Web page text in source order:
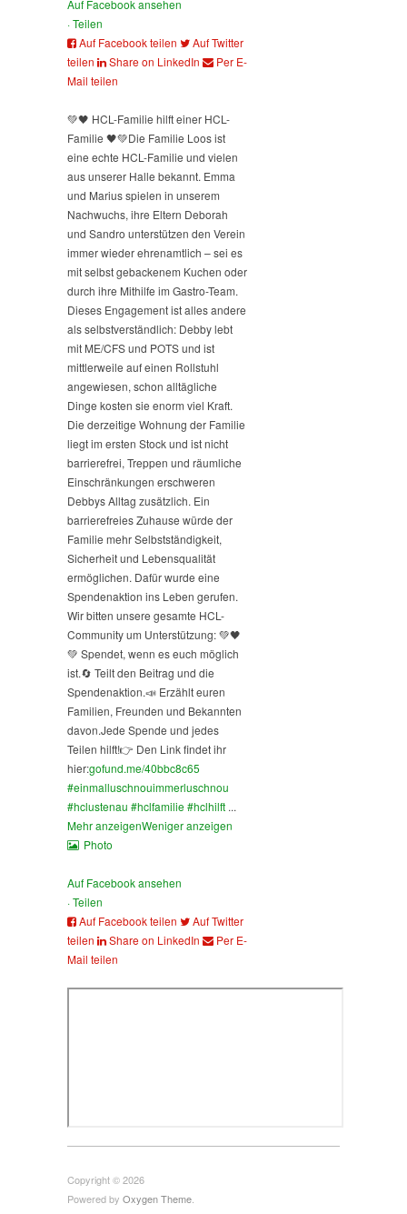
Auf Facebook ansehen
·Teilen
Auf Facebook teilen
Auf Twitter
teilen
Share on LinkedIn
Per E-
Mail teilen
💚🖤 HCL-Familie hilft einer HCL-
Familie 🖤💚Die Familie Loos ist
eine echte HCL-Familie und vielen
aus unserer Halle bekannt. Emma
und Marius spielen in unserem
Nachwuchs, ihre Eltern Deborah
und Sandro unterstützen den Verein
immer wieder ehrenamtlich – sei es
mit selbst gebackenem Kuchen oder
durch ihre Mithilfe im Gastro-Team.
Dieses Engagement ist alles andere
als selbstverständlich: Debby lebt
mit ME/CFS und POTS und ist
mittlerweile auf einen Rollstuhl
angewiesen, schon alltägliche
Dinge kosten sie enorm viel Kraft.
Die derzeitige Wohnung der Familie
liegt im ersten Stock und ist nicht
barrierefrei, Treppen und räumliche
Einschränkungen erschweren
Debbys Alltag zusätzlich. Ein
barrierefreies Zuhause würde der
Familie mehr Selbstständigkeit,
Sicherheit und Lebensqualität
ermöglichen. Dafür wurde eine
Spendenaktion ins Leben gerufen.
Wir bitten unsere gesamte HCL-
Community um Unterstützung: 💚🖤
💚 Spendet, wenn es euch möglich
ist.🔄 Teilt den Beitrag und die
Spendenaktion.📣 Erzählt euren
Familien, Freunden und Bekannten
davon.Jede Spende und jedes
Teilen hilft!👉 Den Link findet ihr
hier:gofund.me/40bbc8c65
#einmalluschnouimmerluschnou
#hclustenau #hclfamilie#hclhilft ...
Mehr anzeigenWeniger anzeigen
Photo
Auf Facebook ansehen
·Teilen
Auf Facebook teilen
Auf Twitter
teilen
Share on LinkedIn
Per E-
Mail teilen
Copyright © 2026
Powered by Oxygen Theme